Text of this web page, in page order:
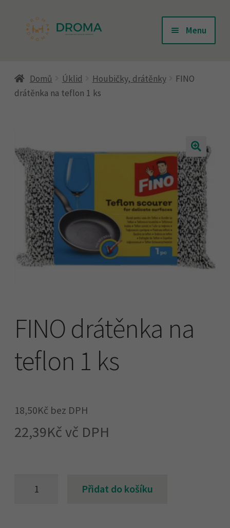
Přeskočit
Přejít
webu
Menu
Doprava
Košík
Můj účet
Náhradní plnění
O firmě
Pokladna
Domů Úklid Houbičky, drátěnky
FINO
drátěnka na teflon 1 ks
FINO drátěnka na
teflon 1 ks
18,50Kč bez DPH
22,39Kčvč DPH
Přidat do košíku